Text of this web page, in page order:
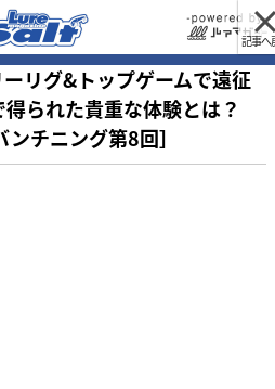
記事へ
リグ&トップゲームで遠征
られた貴重な体験とは？
ンチニング第8回］